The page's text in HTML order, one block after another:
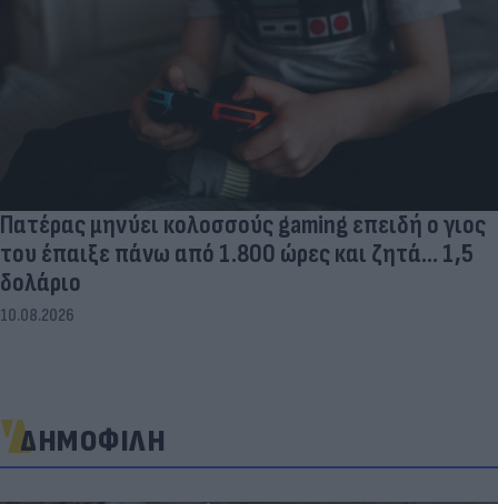
Πατέρας μηνύει κολοσσούς gaming επειδή ο γιος
του έπαιξε πάνω από 1.800 ώρες και ζητά... 1,5
δολάριο
10.08.2026
ΔΗΜΟΦΙΛΗ